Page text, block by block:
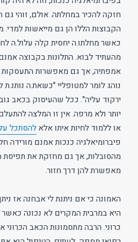
חזקה להכיר במחלתה. אולם, זוהי גם
הקבוצות הללו הן גם מייאשות למדי.
כאשר מחלתו.ה יחסית קלה עלול.ה
מהעתיד לבוא. התלונות בקבוצה אמנם
אמפתיה, אך גם מאפשרות התעסקות
נוהג לומר למטופליי "כשאת.ה
ירקוד עליה". ככל שהעיסוק בכאב
יותר ולא מרפה. אין זו המלצה
או ללמוד לחיות איתו אלאלהסתכל
פיברומיאלגיה כנכות אמנם מורידה
מהסובלות, אך גם מחזקת את תפיסת
מאפשרת להן דרך חזור.
האמונה כי אם ניתנת לי אבחנה אז
היא במרבית המקרים לא נכונה
כרוני. הרבה מתסמונות הכאב הכרוני